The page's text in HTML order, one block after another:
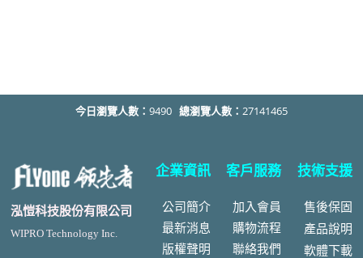
今日瀏覽人數： 9490 總瀏覽人數： 27141465
泓愷科技股份有限公司
WIPRO Technology Inc.
企業資訊
公司簡介
最新消息
版權聲明
客戶服務
加入會員
購物流程
聯絡我們
技術支援
售後保固
產品說明
軟體下載